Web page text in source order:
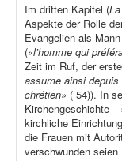
Im dritten Kapitel (
Aspekte der Rolle
Evangelien als
(«l’homme qui
Zeit im Ruf, der
assume ainsi
chrétien» ( 54)). In
Kirchengeschichte
kirchliche
die Frauen mit
verschwunden